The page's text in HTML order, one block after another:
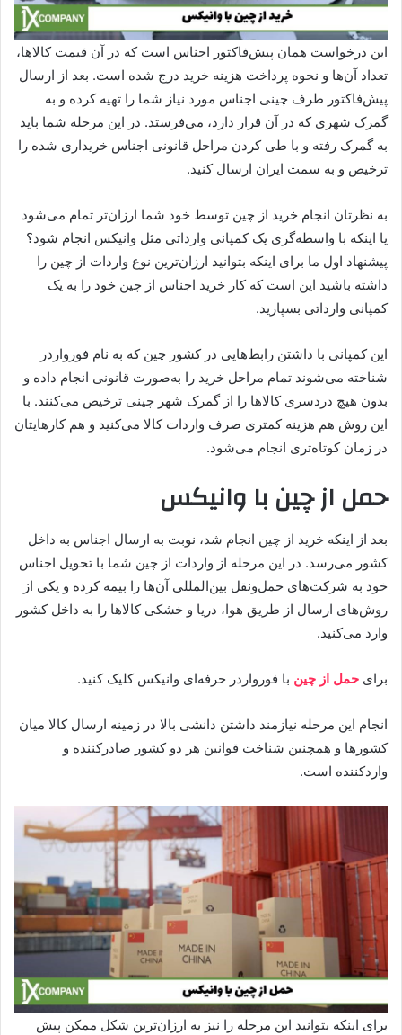
این درخواست همان پیش‌فاکتور اجناس است که در آن قیمت کالاها،
تعداد آن‌ها و نحوه پرداخت هزینه خرید درج شده است. بعد از ارسال
پیش‌فاکتور طرف چینی اجناس مورد نیاز شما را تهیه کرده و به
گمرک شهری که در آن قرار دارد، می‌فرستد. در این مرحله شما باید
به گمرک رفته و با طی کردن مراحل قانونی اجناس خریداری شده را
ترخیص و به سمت ایران ارسال کنید.
به نظرتان انجام خرید از چین توسط خود شما ارزان‌تر تمام می‌شود
یا اینکه با واسطه‌گری یک کمپانی وارداتی مثل وانیکس انجام شود؟
پیشنهاد اول ما برای اینکه بتوانید ارزان‌ترین نوع واردات از چین را
داشته باشید این است که کار خرید اجناس از چین خود را به یک
کمپانی وارداتی بسپارید.
این کمپانی با داشتن رابط‌هایی در کشور چین که به نام فورواردر
شناخته می‌شوند تمام مراحل خرید را به‌صورت قانونی انجام داده و
بدون هیچ دردسری کالاها را از گمرک شهر چینی ترخیص می‌کنند. با
این روش هم هزینه کمتری صرف واردات کالا می‌کنید و هم کارهایتان
در زمان کوتاه‌تری انجام می‌شود.
حمل از چین با وانیکس
بعد از اینکه خرید از چین انجام شد، نوبت به ارسال اجناس به داخل
کشور می‌رسد. در این مرحله از واردات از چین شما با تحویل اجناس
خود به شرکت‌های حمل‌ونقل بین‌المللی آن‌ها را بیمه کرده و یکی از
روش‌های ارسال از طریق هوا، دریا و خشکی کالاها را به داخل کشور
وارد می‌کنید.
برای حمل از چین با فورواردر حرفه‌ای وانیکس کلیک کنید.
انجام این مرحله نیازمند داشتن دانشی بالا در زمینه ارسال کالا میان
کشورها و همچنین شناخت قوانین هر دو کشور صادرکننده و
واردکننده است.
برای اینکه بتوانید این مرحله را نیز به ارزان‌ترین شکل ممکن پیش